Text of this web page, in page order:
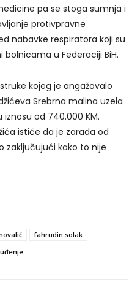
pa se stoga sumnja i
protivpravne
nabavke respiratora koji su
u Federaciji BiH.
kojeg je angažovalo
Srebrna malina uzela
od 740.000 KM.
ističe da je zarada od
zaključujući kako to nije
fahrudin solak